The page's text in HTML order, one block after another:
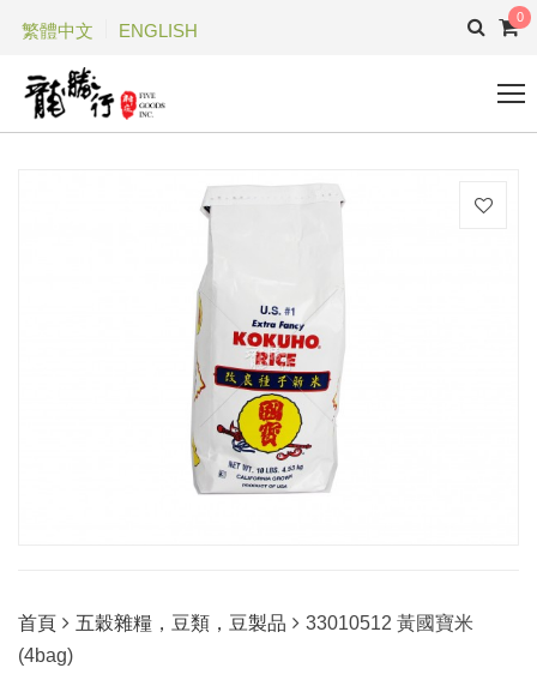
繁體中文 ENGLISH
0
首頁 五穀雜糧，豆類，豆製品
33010512 黃國寶米
(4bag)